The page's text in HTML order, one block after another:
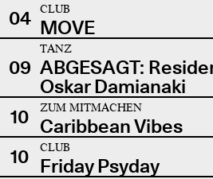
04
CLUB
MOVE
09
TANZ
ABGESAGT:
Oskar Damianaki
10
ZUM MITMACHEN
Caribbean Vibes
10
CLUB
Friday Psyday